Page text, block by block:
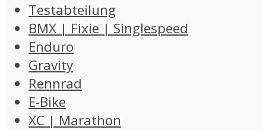
Testabteilung
BMX | Fixie | Singlespeed
Enduro
Gravity
Rennrad
E-Bike
XC | Marathon